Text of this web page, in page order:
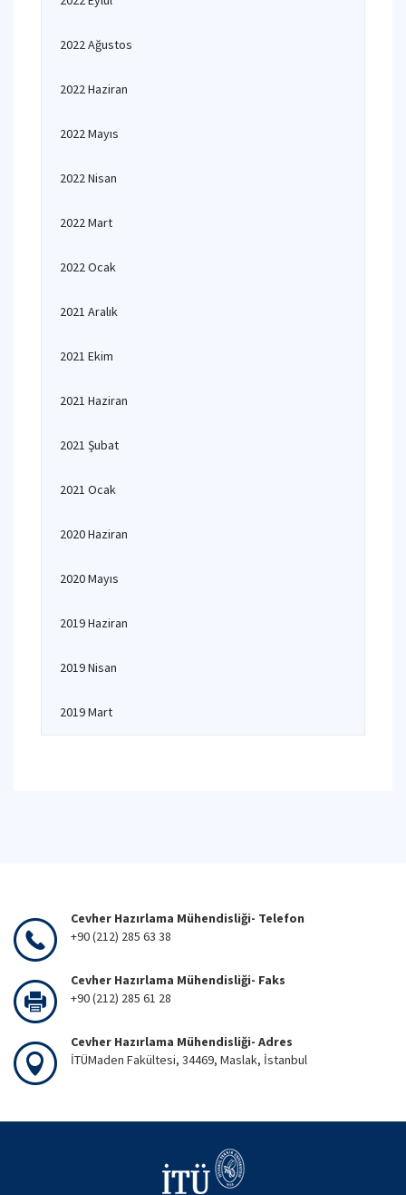
2022 Ağustos
2022 Haziran
2022 Mayıs
2022 Nisan
2022 Mart
2022 Ocak
2021 Aralık
2021 Ekim
2021 Haziran
2021 Şubat
2021 Ocak
2020 Haziran
2020 Mayıs
2019 Haziran
2019 Nisan
2019 Mart
Cevher Hazırlama Mühendisliği- Telefon
+90 (212) 285 63 38
Cevher Hazırlama Mühendisliği- Faks
+90 (212) 285 61 28
Cevher Hazırlama Mühendisliği- Adres
İTÜMaden Fakültesi, 34469, Maslak, İstanbul